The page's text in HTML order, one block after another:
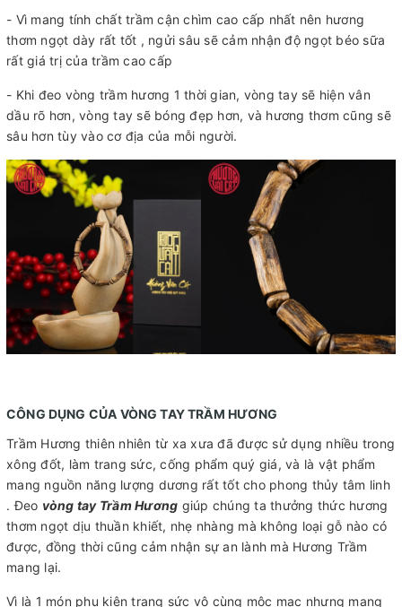
- Vì mang tính chất trầm cận chìm cao cấp nhất nên hương
thơm ngọt dày rất tốt , ngửi sâu sẽ cảm nhận độ ngọt béo sữa
rất giá trị của trầm cao cấp
- Khi đeo vòng trầm hương 1 thời gian, vòng tay sẽ hiện vân
dầu rõ hơn, vòng tay sẽ bóng đẹp hơn, và hương thơm cũng sẽ
sâu hơn tùy vào cơ địa của mỗi người.
CÔNG DỤNG CỦA VÒNG TAY TRẦM HƯƠNG
Trầm Hương thiên nhiên từ xa xưa đã được sử dụng nhiều trong
xông đốt, làm trang sức, cống phẩm quý giá, và là vật phẩm
mang nguồn năng lượng dương rất tốt cho phong thủy tâm linh
. Đeo vòng tay Trầm Hương giúp chúng ta thưởng thức hương
thơm ngọt dịu thuần khiết, nhẹ nhàng mà không loại gỗ nào có
được, đồng thời cũng cảm nhận sự an lành mà Hương Trầm
mang lại.
Vì là 1 món phụ kiện trang sức vô cùng mộc mạc nhưng mang